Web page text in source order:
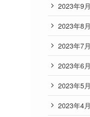
2023年9月
2023年8月
2023年7月
2023年6月
2023年5月
2023年4月